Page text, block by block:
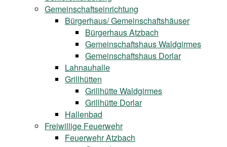
Gemeinschaftseinrichtung
Bürgerhaus/ Gemeinschaftshäuser
Bürgerhaus Atzbach
Gemeinschaftshaus Waldgirmes
Gemeinschaftshaus Dorlar
Lahnauhalle
Grillhütten
Grillhütte Waldgirmes
Grillhütte Dorlar
Hallenbad
Freiwillige Feuerwehr
Feuerwehr Atzbach